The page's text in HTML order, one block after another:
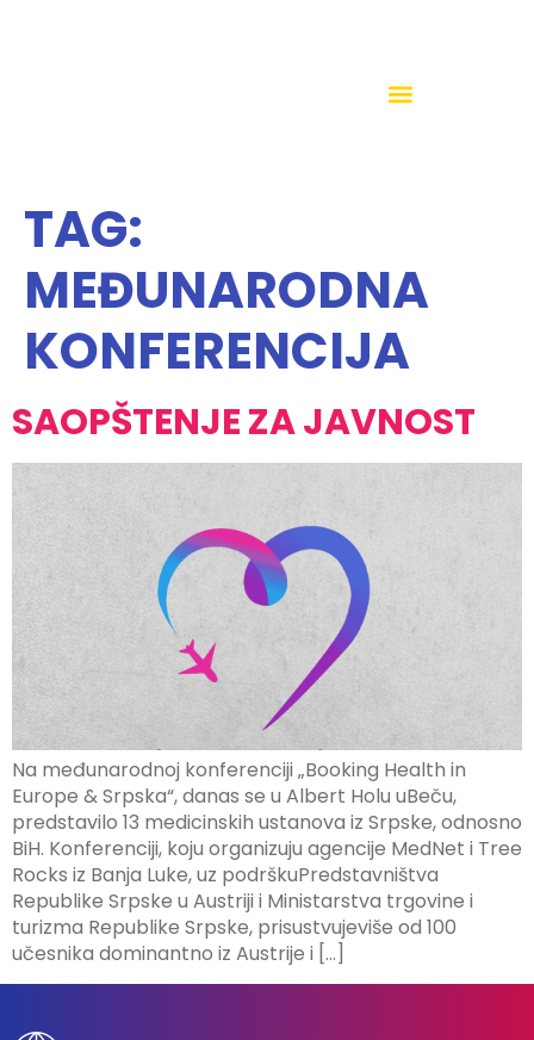
TAG:
MEĐUNARODNA
KONFERENCIJA
SAOPŠTENJE ZA JAVNOST
Na međunarodnoj konferenciji „Booking Health in
Europe & Srpska“, danas se u Albert Holu uBeču,
predstavilo 13 medicinskih ustanova iz Srpske, odnosno
BiH. Konferenciji, koju organizuju agencije MedNet i Tree
Rocks iz Banja Luke, uz podrškuPredstavništva
Republike Srpske u Austriji i Ministarstva trgovine i
turizma Republike Srpske, prisustvujeviše od 100
učesnika dominantno iz Austrije i […]